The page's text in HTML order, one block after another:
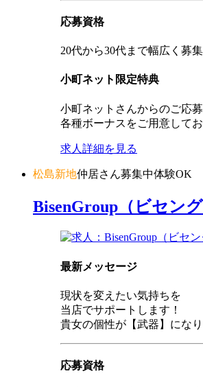
応募資格
20代から30代まで幅広く募
小町ネット限定特典
小町ネットさんからのご応募
各種ボーナスをご用意してお
求人詳細を見る
松島新地仲居さん募集中体験OK
BisenGroup（ビセング
最新メッセージ
現状を変えたい気持ちを
当店でサポートします！
貴女の個性が【武器】にな
応募資格